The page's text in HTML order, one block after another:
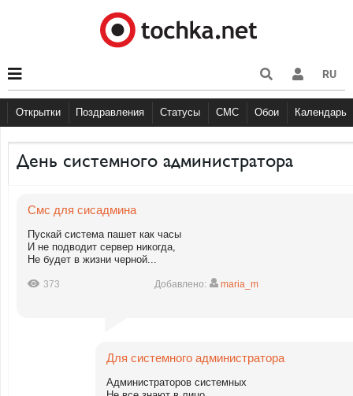
RU
Открытки
С Днем рождения Большие праздники События
Поздравления
С Днем рождения Большие праздники Cобытия
Статусы
Другое Прикольные Грустные
СМС
С Днём Рождения
Обои
Музыка
Календарь
День системного администратора
Смс для сисадмина
Пускай система пашет как часы
И не подводит сервер никогда,
Не будет в жизни черной...
373 Добавлено: maria_m
Для системного администратора
Администраторов системных